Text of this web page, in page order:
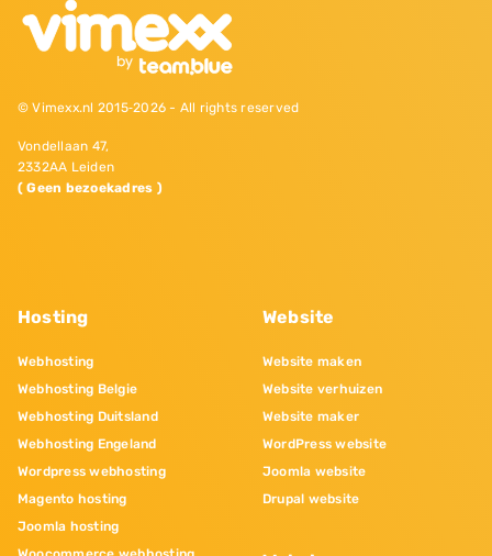
© Vimexx.nl 2015‐2026 - All rights reserved
Vondellaan 47,
2332AA Leiden
( Geen bezoekadres )
Hosting
Webhosting
Webhosting Belgie
Webhosting Duitsland
Webhosting Engeland
Wordpress webhosting
Magento hosting
Joomla hosting
Website
Website maken
Website verhuizen
Website maker
WordPress website
Joomla website
Drupal website